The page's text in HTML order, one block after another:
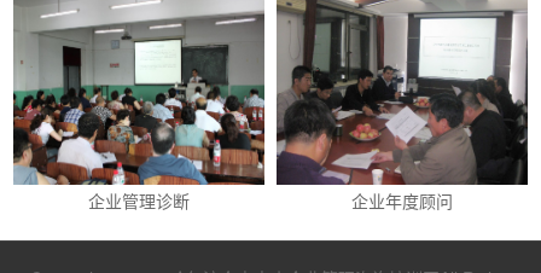
企业管理诊断 企业年度顾问